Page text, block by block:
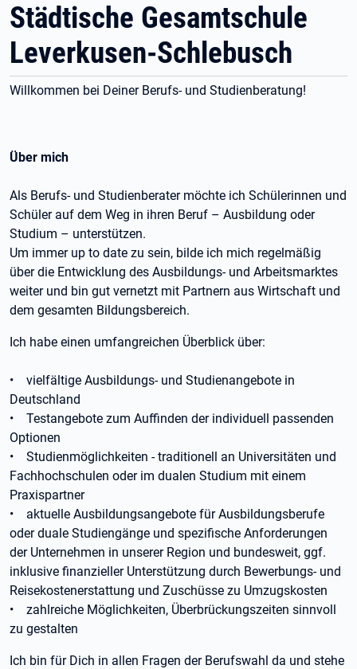
Städtische Gesamtschule
Leverkusen-Schlebusch
Willkommen bei Deiner Berufs- und Studienberatung!
Über mich
Als Berufs- und Studienberater möchte ich Schülerinnen und
Schüler auf dem Weg in ihren Beruf – Ausbildung oder
Studium – unterstützen.
Um immer up to date zu sein, bilde ich mich regelmäßig
über die Entwicklung des Ausbildungs- und Arbeitsmarktes
weiter und bin gut vernetzt mit Partnern aus Wirtschaft und
dem gesamten Bildungsbereich.
Ich habe einen umfangreichen Überblick über:
• vielfältige Ausbildungs- und Studienangebote in
Deutschland
• Testangebote zum Auffinden der individuell passenden
Optionen
• Studienmöglichkeiten - traditionell an Universitäten und
Fachhochschulen oder im dualen Studium mit einem
Praxispartner
• aktuelle Ausbildungsangebote für Ausbildungsberufe
oder duale Studiengänge und spezifische Anforderungen
der Unternehmen in unserer Region und bundesweit, ggf.
inklusive finanzieller Unterstützung durch Bewerbungs- und
Reisekostenerstattung und Zuschüsse zu Umzugskosten
• zahlreiche Möglichkeiten, Überbrückungszeiten sinnvoll
zu gestalten
Ich bin für Dich in allen Fragen der Berufswahl da und stehe